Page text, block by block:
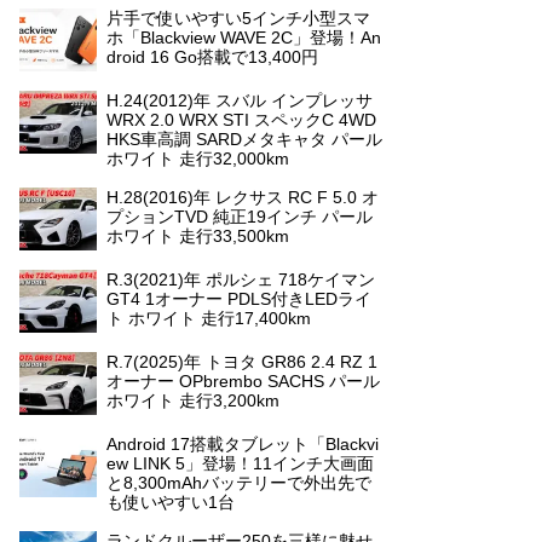
片手で使いやすい5インチ小型スマ
ホ「Blackview WAVE 2C」登場！An
droid 16 Go搭載で13,400円
H.24(2012)年 スバル インプレッサ
WRX 2.0 WRX STI スペックC 4WD
HKS車高調 SARDメタキャタ パール
ホワイト 走行32,000km
H.28(2016)年 レクサス RC F 5.0 オ
プションTVD 純正19インチ パール
ホワイト 走行33,500km
R.3(2021)年 ポルシェ 718ケイマン
GT4 1オーナー PDLS付きLEDライ
ト ホワイト 走行17,400km
R.7(2025)年 トヨタ GR86 2.4 RZ 1
オーナー OPbrembo SACHS パール
ホワイト 走行3,200km
Android 17搭載タブレット「Blackvi
ew LINK 5」登場！11インチ大画面
と8,300mAhバッテリーで外出先で
も使いやすい1台